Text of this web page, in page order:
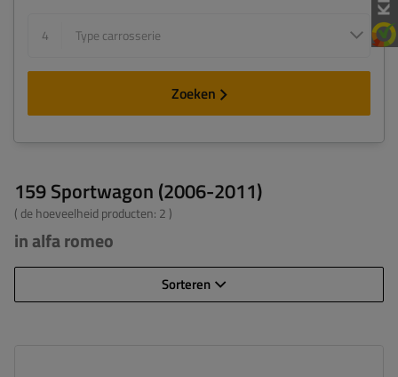
4 Type carrosserie
Zoeken
159 Sportwagon (2006-2011)
( de hoeveelheid producten: 2 )
in alfa romeo
Sorteren